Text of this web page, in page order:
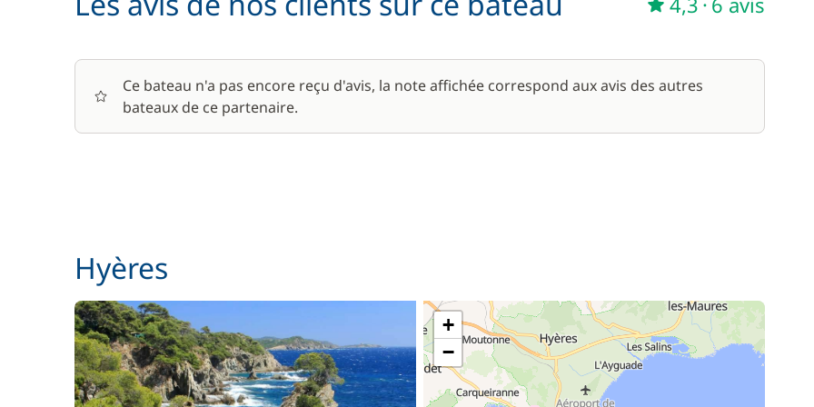
Ce bateau n'a pas encore reçu d'avis, la note affichée correspond aux avis des autres
bateaux de ce partenaire.
Hyères
+
−